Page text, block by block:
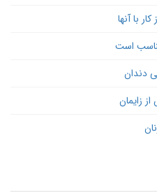
با آنها
دندان
زایمان